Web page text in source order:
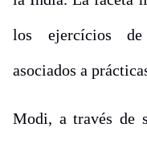
los ejercícios
asociados a
Modi, a través de